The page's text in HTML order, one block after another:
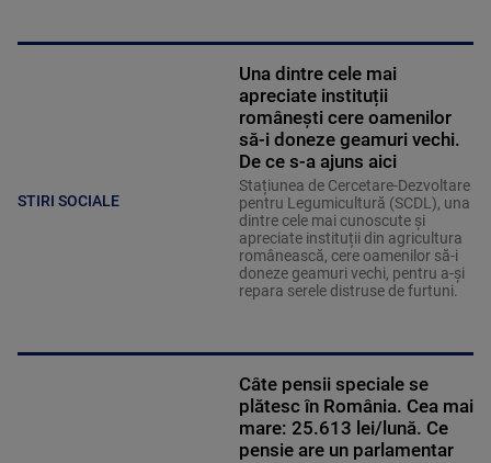
STIRI SOCIALE
Una dintre cele mai
apreciate instituții
românești cere oamenilor
să-i doneze geamuri vechi.
De ce s-a ajuns aici
Stațiunea de Cercetare-Dezvoltare
pentru Legumicultură (SCDL), una
dintre cele mai cunoscute și
apreciate instituții din agricultura
românească, cere oamenilor să-i
doneze geamuri vechi, pentru a-și
repara serele distruse de furtuni.
Câte pensii speciale se
plătesc în România. Cea mai
mare: 25.613 lei/lună. Ce
pensie are un parlamentar